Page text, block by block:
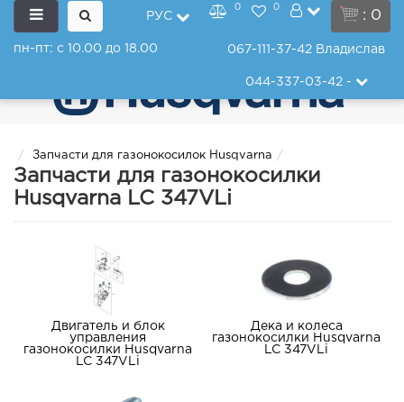
: 0
РУС
0 0
пн-пт: с 10.00 до 18.00 067-111-37-42 Владислав
044-337-03-42-
Запчасти для газонокосилок Husqvarna
Запчасти для газонокосилки
Husqvarna LC 347VLi
Двигатель и блок
управления
газонокосилки Husqvarna
LC 347VLi
Дека и колеса
газонокосилки Husqvarna
LC 347VLi